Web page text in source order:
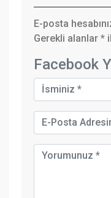
E-posta
Gerekli alanlar *
Facebook